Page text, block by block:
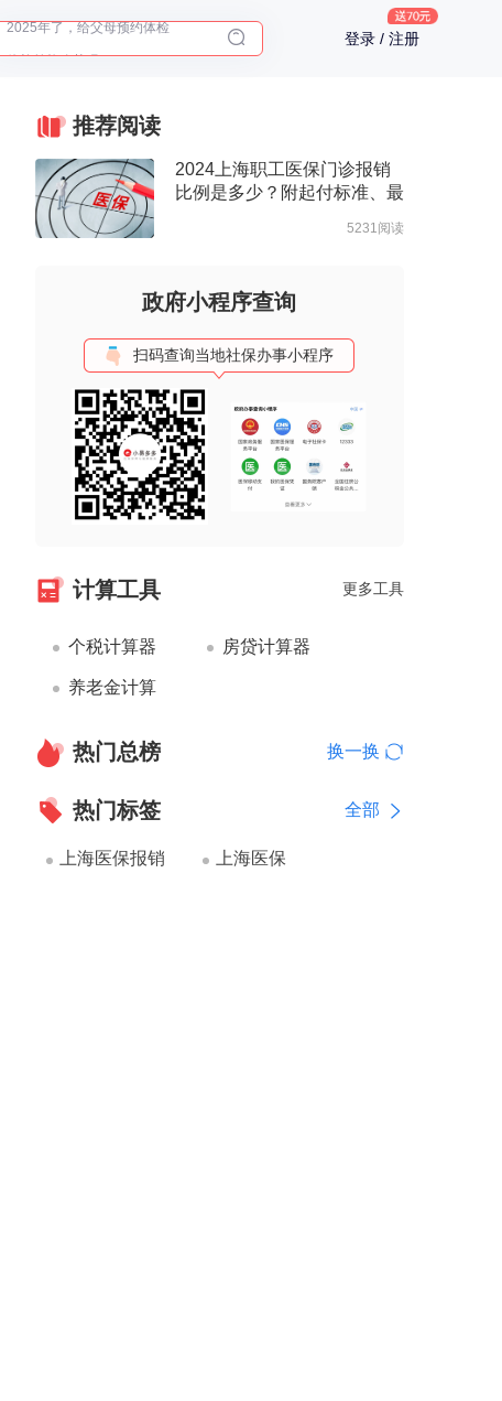
体检前能吃药吗？
2025年了，给父母预约体检
登录 / 注册
推荐阅读
2024上海职工医保门诊报销
比例是多少？附起付标准、最
5231阅读
政府小程序查询
扫码查询当地社保办事小程序
计算工具 更多工具
个税计算器 房贷计算器
养老金计算
热门总榜 换一换
热门标签 全部
上海医保报销 上海医保